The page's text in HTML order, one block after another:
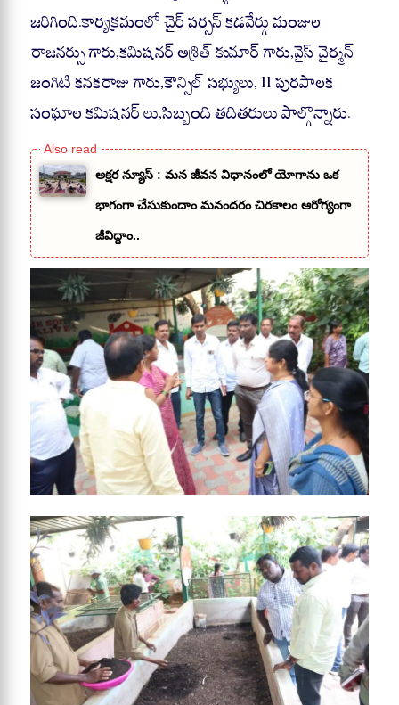
జరిగింది.కార్యక్రమంలో చైర్ పర్సన్ కడవేర్గు మంజుల
రాజనర్సు గారు,కమిషనర్ అశ్రిత్ కుమార్ గారు,వైస్ చైర్మన్
జంగిటి కనకరాజు గారు,కౌన్సిల్ సభ్యులు, 11 పురపాలక
సంఘాల కమిషనర్ లు,సిబ్బంది తదితరులు పాల్గొన్నారు.
అక్షర న్యూస్ : మన జీవన విధానంలో యోగాను ఒక
భాగంగా చేసుకుందాం మనందరం చిరకాలం ఆరోగ్యంగా
జీవిద్దాం..